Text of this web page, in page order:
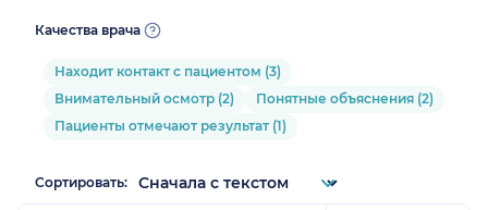
Качества врача
Находит контакт с пациентом (3)
Внимательный осмотр (2)
Понятные объяснения (2)
Пациенты отмечают результат (1)
Сортировать: